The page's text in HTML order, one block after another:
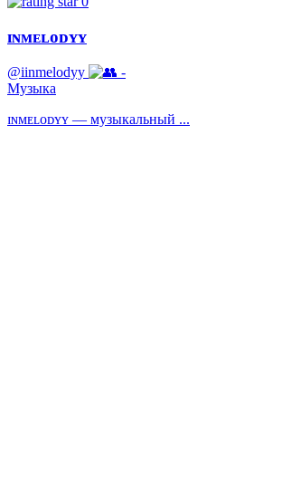
ɪɴᴍᴇʟᴏᴅʏʏ
@iinmelodyy
-
Музыка
ɪɴᴍᴇʟᴏᴅʏʏ — музыкальный ...